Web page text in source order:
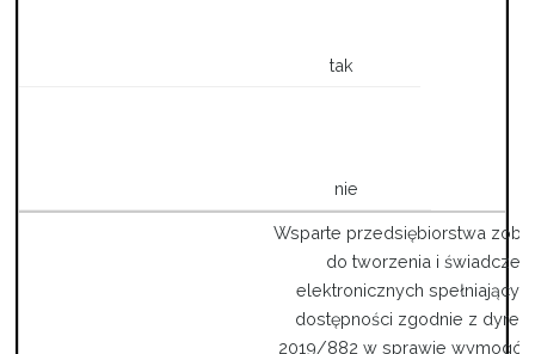
tak
nie
Wsparte przedsiębiorstwa
do tworzenia i
elektronicznych
dostępności zgodnie z
2019/882 w sprawie